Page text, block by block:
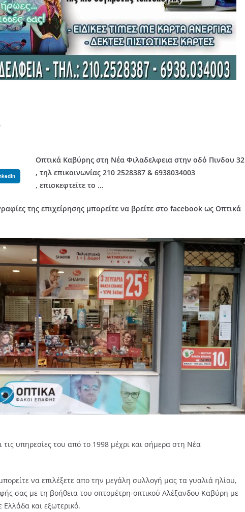
Οπτικά Καβύρης στη Νέα Φιλαδελφεια στην οδό Πινδου 32
, τηλ επικοινωνίας 210 2528387 & 6938034003
, επισκεφτείτε το …
της επιχείρησης μπορείτε να βρείτε στο facebook ως Οπτικά
υπηρεσίες του από το 1998 μέχρι και σήμερα στη Νέα
να επιλέξετε απο την μεγάλη συλλογή μας τα γυαλιά ηλίου,
σας με τη βοήθεια του οπτομέτρη-οπτικού Αλέξανδου Καβύρη με
Ελλάδα και εξωτερικό.